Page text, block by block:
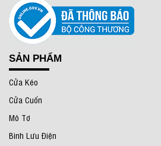
SẢN PHẨM
Cửa Kéo
Cửa Cuốn
Mô Tơ
Bình Lưu Điện